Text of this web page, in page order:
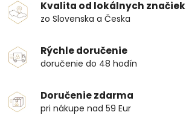
Kvalita od lokálnych značiek
zo Slovenska a Česka
Rýchle doručenie
doručenie do 48 hodín
Doručenie zdarma
pri nákupe nad 59 Eur